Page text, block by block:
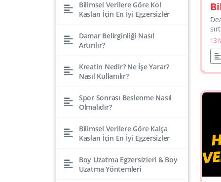
Bilimsel Verilere Göre Kol
Kasları İçin En İyi Egzersizler
Damar Belirginliği Nasıl
Artırılır?
Kreatin Nedir? Ne İşe Yarar?
Nasıl Kullanılır?
Spor Sonrası Beslenme Nasıl
Olmalıdır?
Bilimsel Verilere Göre Kalça
Kasları İçin En İyi Egzersizler
Boy Uzatma Egzersizleri & Boy
Uzatma Yöntemleri
13